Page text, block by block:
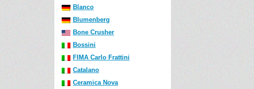
Blanco
Blumenberg
Bone Crusher
Bossini
FIMA Carlo Frattini
Catalano
Ceramica Nova